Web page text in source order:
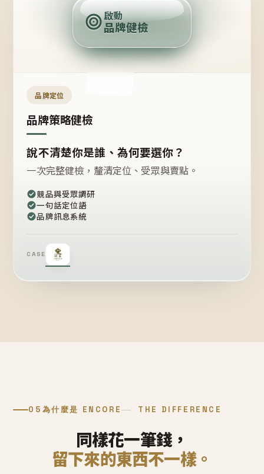
定
位
啟動
品牌健檢
品牌定位
品牌策略健檢
說不清楚你是誰、為何要選你？
一次完整健檢，釐清定位、受眾與賣點。
競品與受眾調研
一句話定位語
品牌訊息系統
CASE
05 為什麼是 ENCORE THE DIFFERENCE
同樣花一筆錢，
留下來的東西不一樣。